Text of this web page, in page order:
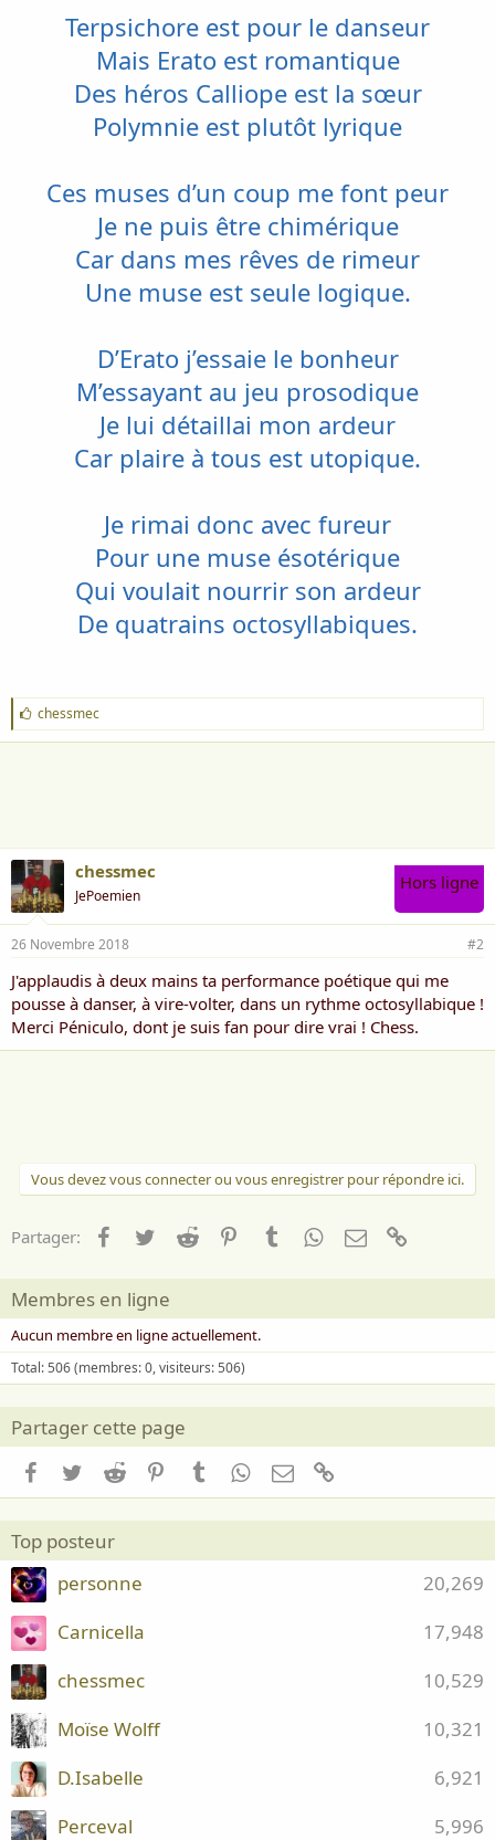
Terpsichore est pour le danseur
Mais Erato est romantique
Des héros Calliope est la sœur
Polymnie est plutôt lyrique
Ces muses d’un coup me font peur
Je ne puis être chimérique
Car dans mes rêves de rimeur
Une muse est seule logique.
D’Erato j’essaie le bonheur
M’essayant au jeu prosodique
Je lui détaillai mon ardeur
Car plaire à tous est utopique.
Je rimai donc avec fureur
Pour une muse ésotérique
Qui voulait nourrir son ardeur
De quatrains octosyllabiques.
J
'
a
chessmec
chessmec
JePoemien
Hors ligne
26 Novembre 2018 #2
J'applaudis à deux mains ta performance poétique qui me
pousse à danser, à vire-volter, dans un rythme octosyllabique !
Merci Péniculo, dont je suis fan pour dire vrai ! Chess.
Vous devez vous connecter ou vous enregistrer pour répondre ici.
Partager: Facebook
TwitterReddit PinterestTumblrWhatsApp
Email
Membres en ligne
Aucun membre en ligne actuellement.
Total: 506 (membres: 0, visiteurs: 506)
Partager cette page
Facebook
TwitterReddit PinterestTumblrWhatsApp
Email
Top posteur
20,269
personne
17,948
Carnicella
10,529
chessmec
10,321
Moïse Wolff
6,921
D.Isabelle
5,996
Perceval